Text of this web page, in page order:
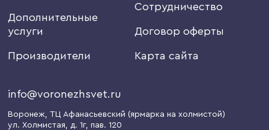
Дополнительные
услуги
Производители
Сотрудничество
Договор оферты
Карта сайта
info@voronezhsvet.ru
Воронеж, ТЦ Афанасьевский (ярмарка на холмистой)
ул. Холмистая, д. 1г, пав. 120